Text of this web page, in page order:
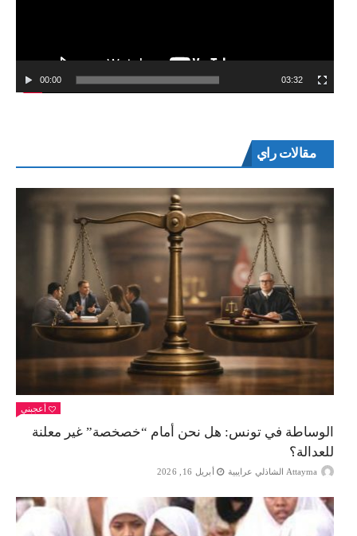
00:00 03:32
مقالات راي
أعجبني
الوساطة في تونس: هل نحن أمام “خصخصة” غير معلنة
للعدالة؟
Attayma الشاذلي عرايبية أبريل 16, 2026